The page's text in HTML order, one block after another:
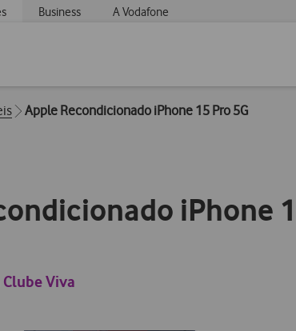
Business A Vodafone
Apple Recondicionado iPhone 15 Pro 5G
iPhone
Viva